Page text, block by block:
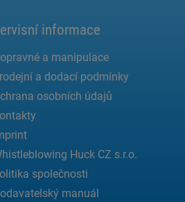
informace
a manipulace
a dodací podmínky
osobních údajů
Huck CZ s.r.o.
společnosti
manuál